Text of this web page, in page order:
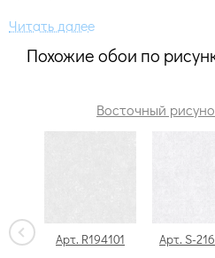
Похожие обои по
Восточный
Арт. R194101 Арт. S-